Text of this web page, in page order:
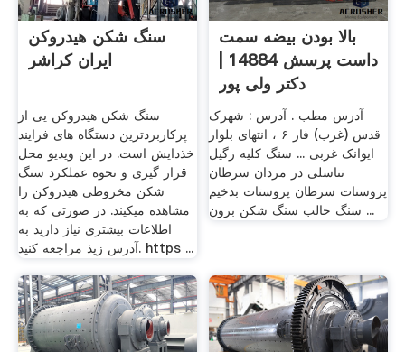
سنگ شکن هیدروکن
ایران کراشر
سنگ شکن هیدروکن یی از
پرکاربردترین دستگاه های فرایند
خذدایش است. در این ویدیو محل
قرار گیری و نحوه عملکرد سنگ
شکن مخروطی هیدروکن را
مشاهده میکیند. در صورتی که به
اطلاعات بیشتری نیاز دارید به
آدرس زیذ مراجعه کنید. https ...
بالا بودن بیضه سمت
دکتر ولی پور
آدرس مطب . آدرس : شهرک
قدس (غرب) فاز ۶ ، انتهای بلوار
ایوانک غربی ... سنگ کلیه زگیل
تناسلی در مردان سرطان
پروستات سرطان پروستات بدخیم
سنگ حالب سنگ شکن برون ...